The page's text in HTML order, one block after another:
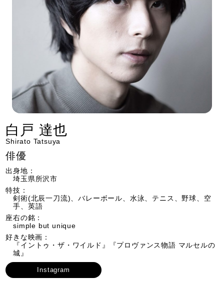
白戸 達也
Shirato Tatsuya
俳優
出身地：
埼玉県所沢市
特技：
剣術(北辰一刀流)、バレーボール、水泳、テニス、野球、空
手、英語
座右の銘：
simple but unique
好きな映画：
『イントゥ・ザ・ワイルド』『プロヴァンス物語 マルセルの
城』
Instagram